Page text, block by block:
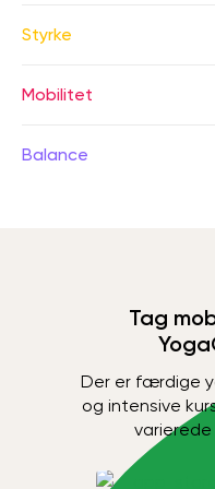
Styrke
Mobilitet
Balance
Tag
Der er færdige
og intensive